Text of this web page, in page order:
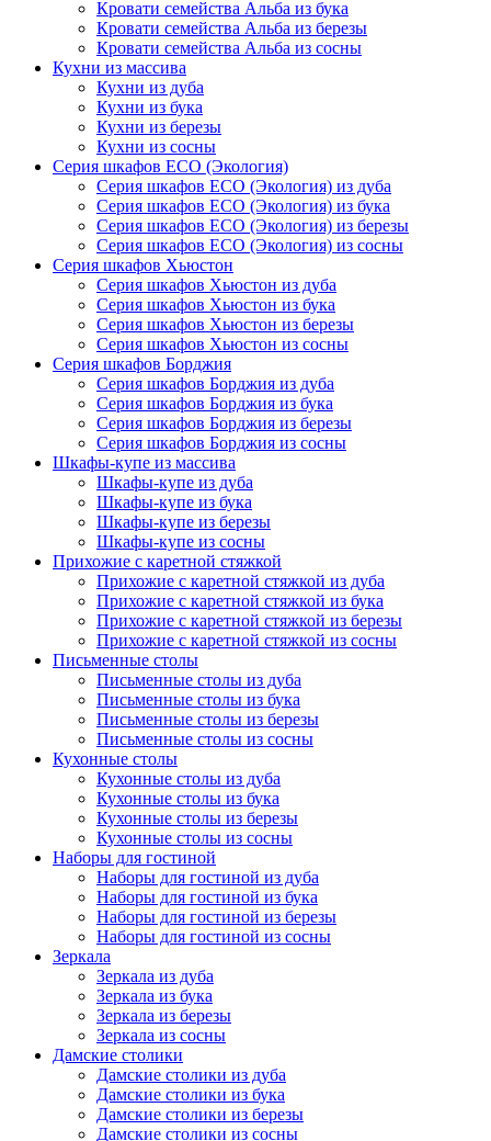
Кровати семейства Альба из бука
Кровати семейства Альба из березы
Кровати семейства Альба из сосны
Кухни из массива
Кухни из дуба
Кухни из бука
Кухни из березы
Кухни из сосны
Серия шкафов ECO (Экология)
Серия шкафов ECO (Экология) из дуба
Серия шкафов ECO (Экология) из бука
Серия шкафов ECO (Экология) из березы
Серия шкафов ECO (Экология) из сосны
Серия шкафов Хьюстон
Серия шкафов Хьюстон из дуба
Серия шкафов Хьюстон из бука
Серия шкафов Хьюстон из березы
Серия шкафов Хьюстон из сосны
Серия шкафов Борджия
Серия шкафов Борджия из дуба
Серия шкафов Борджия из бука
Серия шкафов Борджия из березы
Серия шкафов Борджия из сосны
Шкафы-купе из массива
Шкафы-купе из дуба
Шкафы-купе из бука
Шкафы-купе из березы
Шкафы-купе из сосны
Прихожие с каретной стяжкой
Прихожие с каретной стяжкой из дуба
Прихожие с каретной стяжкой из бука
Прихожие с каретной стяжкой из березы
Прихожие с каретной стяжкой из сосны
Письменные столы
Письменные столы из дуба
Письменные столы из бука
Письменные столы из березы
Письменные столы из сосны
Кухонные столы
Кухонные столы из дуба
Кухонные столы из бука
Кухонные столы из березы
Кухонные столы из сосны
Наборы для гостиной
Наборы для гостиной из дуба
Наборы для гостиной из бука
Наборы для гостиной из березы
Наборы для гостиной из сосны
Зеркала
Зеркала из дуба
Зеркала из бука
Зеркала из березы
Зеркала из сосны
Дамские столики
Дамские столики из дуба
Дамские столики из бука
Дамские столики из березы
Дамские столики из сосны